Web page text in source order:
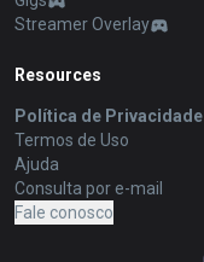
Streamer Overlay
Resources
Política de Privacidade
Termos de Uso
Ajuda
Consulta por e-mail
Fale conosco